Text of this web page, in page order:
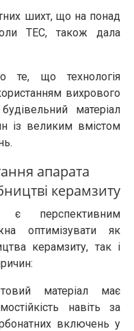
шихт, що на понад
ТЕС, також дала
те, що технологія
вихрового
матеріал
із великим вмістом
апарата
керамзиту
перспективним
оптимізувати як
керамзиту, так і
матеріал має
навіть за
включень у